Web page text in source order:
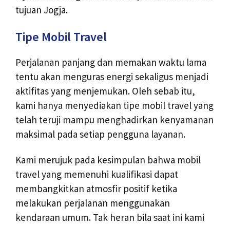
tujuan Jogja.
Tipe Mobil Travel
Perjalanan panjang dan memakan waktu lama
tentu akan menguras energi sekaligus menjadi
aktifitas yang menjemukan. Oleh sebab itu,
kami hanya menyediakan tipe mobil travel yang
telah teruji mampu menghadirkan kenyamanan
maksimal pada setiap pengguna layanan.
Kami merujuk pada kesimpulan bahwa mobil
travel yang memenuhi kualifikasi dapat
membangkitkan atmosfir positif ketika
melakukan perjalanan menggunakan
kendaraan umum. Tak heran bila saat ini kami